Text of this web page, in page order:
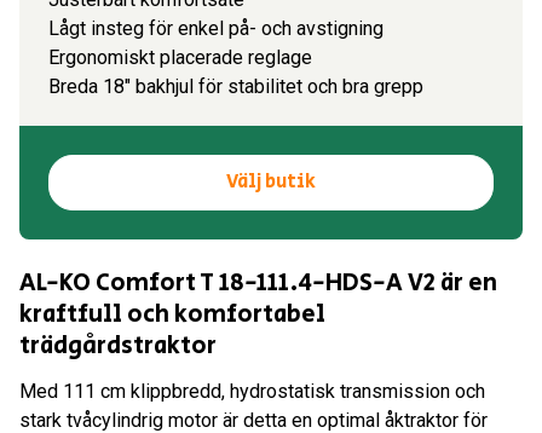
Lågt insteg för enkel på- och avstigning
Ergonomiskt placerade reglage
Breda 18" bakhjul för stabilitet och bra grepp
Välj butik
AL-KO Comfort T 18-111.4-HDS-A V2 är en
kraftfull och komfortabel
trädgårdstraktor
Med 111 cm klippbredd, hydrostatisk transmission och
stark tvåcylindrig motor är detta en optimal åktraktor för